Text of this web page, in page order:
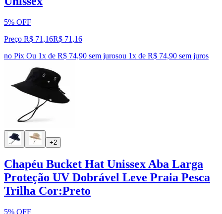
5% OFF
Preço R$ 71,16R$ 71 ,16
no Pix Ou 1x de R$ 74,90 sem jurosou 1x de R$ 74,90 sem juros
+2
Chapéu Bucket Hat Unissex Aba Larga
Proteção UV Dobrável Leve Praia Pesca
Trilha Cor:Preto
5% OFF